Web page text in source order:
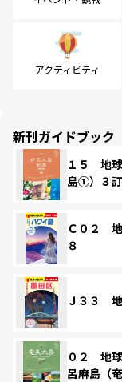
アクティビティ
新刊ガイドブック
１５ 地
島①）３
Ｃ０２
８
Ｊ３３
０２ 地
呂麻島（